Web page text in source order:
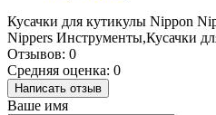
Кусачки для кутикулы Nippon
Nippers Инструменты,Кусачки
Отзывов: 0
Средняя оценка: 0
Написать отзыв
Ваше имя